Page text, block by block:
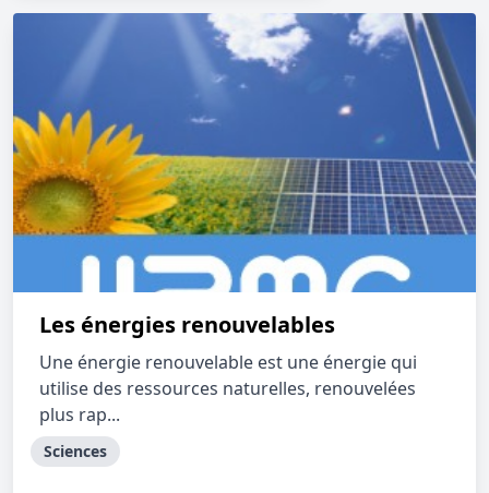
Les énergies renouvelables
Une énergie renouvelable est une énergie qui
utilise des ressources naturelles, renouvelées
plus rap...
Sciences